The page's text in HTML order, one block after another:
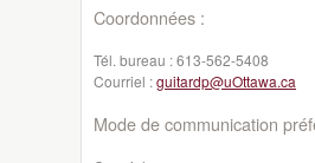
Coordonnées :
Tél. bureau :613-562-5408
Courriel :guitardp@uOttawa.ca
Mode de communication